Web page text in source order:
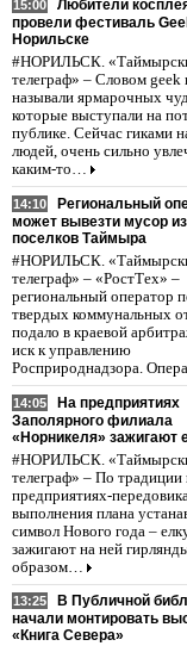
15:00
Любители
провели фестиваль
Норильске
#НОРИЛЬСК.
телеграф» – Словом geek
называли ярмарочных
которые выступали на
публике. Сейчас гиками
людей, очень сильно
каким-то…
14:10
Региональный
может вывезти мусор из
поселков Таймыра
#НОРИЛЬСК.
телеграф» – «РостТех» –
региональный оператор
твердых коммунальных
подало в краевой
иск к управлению
Росприроднадзора.
14:05
На предприятиях
Заполярного филиала
«Норникеля» зажигают
#НОРИЛЬСК.
телеграф» – По традиции
предприятиях-
выполнения плана
символ Нового года –
зажигают на ней
образом…
13:25
В Публичной
начали монтировать
«Книга Севера»